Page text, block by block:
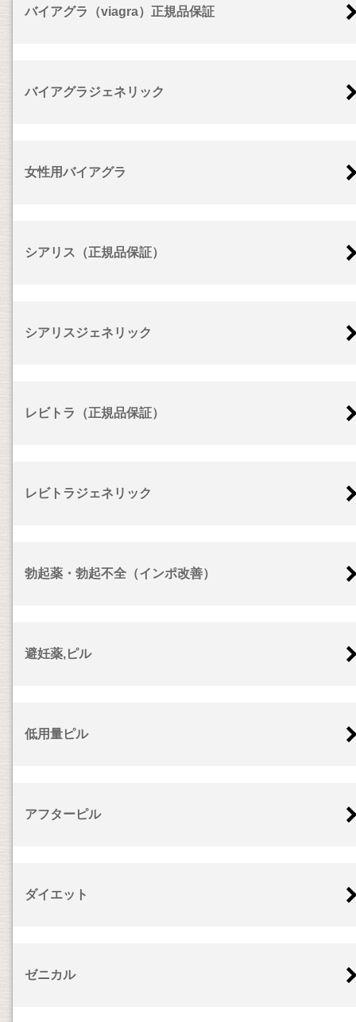
バイアグラ（viagra）正規品保証
バイアグラジェネリック
女性用バイアグラ
シアリス（正規品保証）
シアリスジェネリック
レビトラ（正規品保証）
レビトラジェネリック
勃起薬・勃起不全（インポ改善）
避妊薬,ピル
低用量ピル
アフターピル
ダイエット
ゼニカル